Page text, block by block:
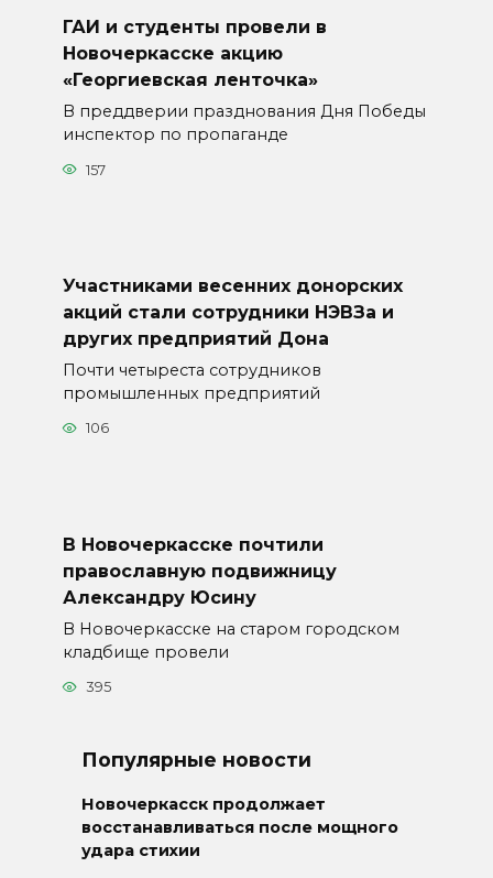
ГАИ и студенты провели в
Новочеркасске акцию
«Георгиевская ленточка»
В преддверии празднования Дня Победы
инспектор по пропаганде
157
Участниками весенних донорских
акций стали сотрудники НЭВЗа и
других предприятий Дона
Почти четыреста сотрудников
промышленных предприятий
106
В Новочеркасске почтили
православную подвижницу
Александру Юсину
В Новочеркасске на старом городском
кладбище провели
395
Популярные новости
Новочеркасск продолжает
восстанавливаться после мощного
удара стихии